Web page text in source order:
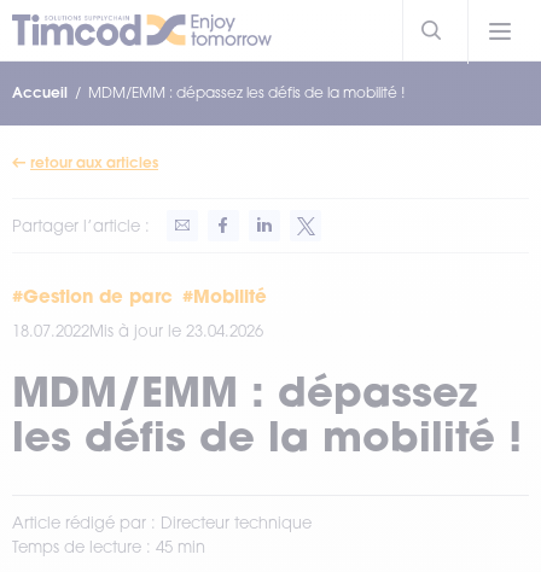
Accueil MDM/EMM : dépassez les défis de la mobilité !
retour aux articles
Partager l’article :
#Gestion de parc #Mobilité
18.07.2022Mis à jour le 23.04.2026
MDM/EMM : dépassez
les défis de la mobilité !
Article rédigé par : Directeur technique
Temps de lecture : 45 min